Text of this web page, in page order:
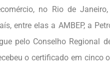
no Rio de
entre elas a AMBEP, a
pelo Conselho Regional
o certificado em